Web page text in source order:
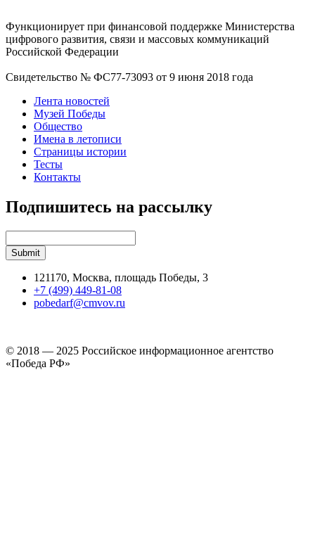
Функционирует при финансовой поддержке Министерства
цифрового развития, связи и массовых коммуникаций
Российской Федерации
Свидетельство № ФС77-73093 от 9 июня 2018 года
Лента новостей
Музей Победы
Общество
Имена в летописи
Страницы истории
Тесты
Контакты
Подпишитесь на рассылку
121170, Москва, площадь Победы, 3
+7 (499) 449-81-08
pobedarf@cmvov.ru
© 2018 — 2025 Российское информационное агентство
«Победа РФ»